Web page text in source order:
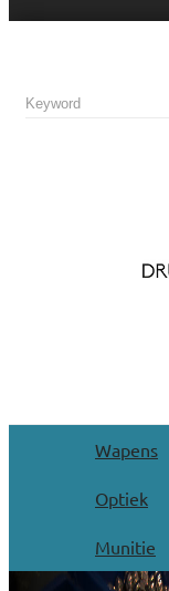
Wapens
Optiek
Munitie